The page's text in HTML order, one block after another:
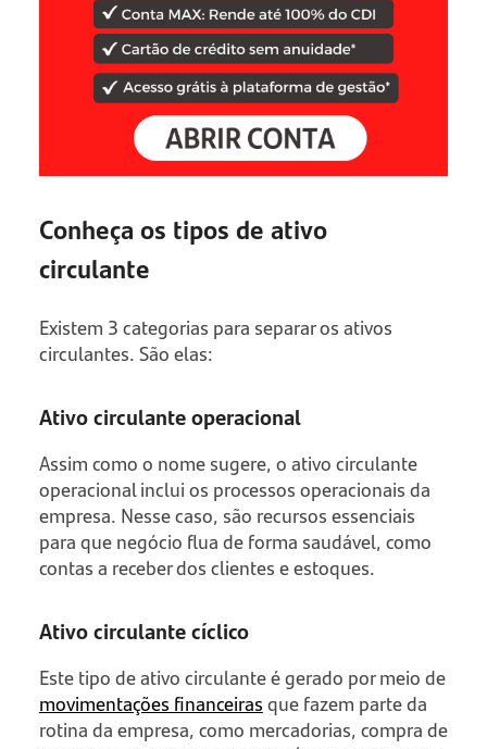
Conheça os tipos de ativo
circulante
Existem 3 categorias para separar os ativos
circulantes. São elas:
Ativo circulante operacional
Assim como o nome sugere, o ativo circulante
operacional inclui os processos operacionais da
empresa. Nesse caso, são recursos essenciais
para que negócio flua de forma saudável, como
contas a receber dos clientes e estoques.
Ativo circulante cíclico
Este tipo de ativo circulante é gerado por meio de
movimentações financeirasque fazem parte da
rotina da empresa, como mercadorias, compra de